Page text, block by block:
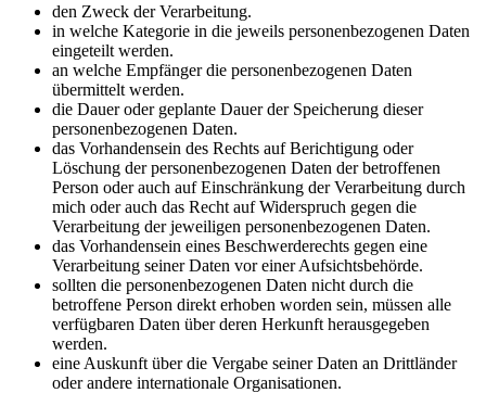
den Zweck der Verarbeitung.
in welche Kategorie in die jeweils personenbezogenen Daten
eingeteilt werden.
an welche Empfänger die personenbezogenen Daten
übermittelt werden.
die Dauer oder geplante Dauer der Speicherung dieser
personenbezogenen Daten.
das Vorhandensein des Rechts auf Berichtigung oder
Löschung der personenbezogenen Daten der betroffenen
Person oder auch auf Einschränkung der Verarbeitung durch
mich oder auch das Recht auf Widerspruch gegen die
Verarbeitung der jeweiligen personenbezogenen Daten.
das Vorhandensein eines Beschwerderechts gegen eine
Verarbeitung seiner Daten vor einer Aufsichtsbehörde.
sollten die personenbezogenen Daten nicht durch die
betroffene Person direkt erhoben worden sein, müssen alle
verfügbaren Daten über deren Herkunft herausgegeben
werden.
eine Auskunft über die Vergabe seiner Daten an Drittländer
oder andere internationale Organisationen.